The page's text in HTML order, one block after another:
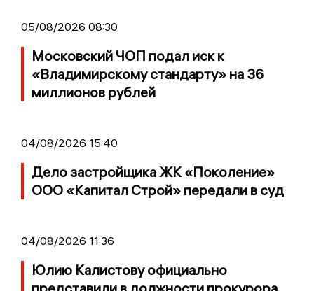
05/08/2026 08:30
Московский ЧОП подал иск к
«Владимирскому стандарту» на 36
миллионов рублей
04/08/2026 15:40
Дело застройщика ЖК «Поколение»
ООО «Капитал Строй» передали в суд
04/08/2026 11:36
Юлию Калистову официально